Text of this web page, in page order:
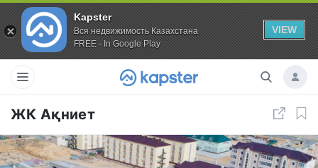
Kapster
Вся недвижимость Казахстана
FREE - In Google Play
VIEW
ЖК Ақниет